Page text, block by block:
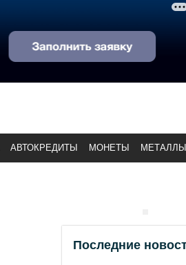
АВТОКРЕДИТЫ МОНЕТЫ МЕТАЛЛЫ
Последние